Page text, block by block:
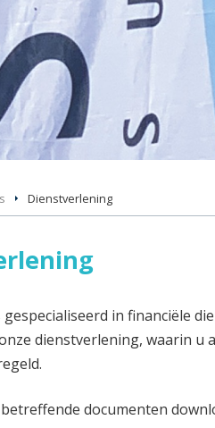
Dienstverlening
in financiële
dienstverlening, waarin u
documenten